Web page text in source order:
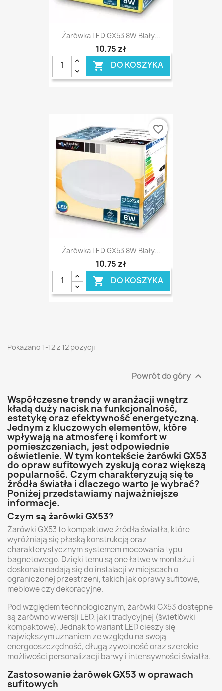
Żarówka LED GX53 8W Biały...
10,75 zł
 DO KOSZYKA
Żarówka LED GX53 8W Biały...
10,75 zł
 DO KOSZYKA
favorite_border
Pokazano 1-12 z 12 pozycji
Powrót do góry 
Współczesne trendy w aranżacji wnętrz
kładą duży nacisk na funkcjonalność,
estetykę oraz efektywność energetyczną.
Jednym z kluczowych elementów, które
wpływają na atmosferę i komfort w
pomieszczeniach, jest odpowiednie
oświetlenie. W tym kontekście żarówki GX53
do opraw sufitowych zyskują coraz większą
popularność. Czym charakteryzują się te
źródła światła i dlaczego warto je wybrać?
Poniżej przedstawiamy najważniejsze
informacje.
Czym są żarówki GX53?
Żarówki GX53 to kompaktowe źródła światła, które
wyróżniają się płaską konstrukcją oraz
charakterystycznym systemem mocowania typu
bagnetowego. Dzięki temu są one łatwe w montażu i
doskonale nadają się do instalacji w miejscach o
ograniczonej przestrzeni, takich jak oprawy sufitowe,
meblowe czy dekoracyjne.
Pod względem technologicznym, żarówki GX53 dostępne
są zarówno w wersji LED, jak i tradycyjnej (świetlówki
kompaktowe). Jednak to wariant LED cieszy się
największym uznaniem ze względu na swoją
energooszczędność, długą żywotność oraz szerokie
możliwości personalizacji barwy i intensywności światła.
Zastosowanie żarówek GX53 w oprawach
sufitowych